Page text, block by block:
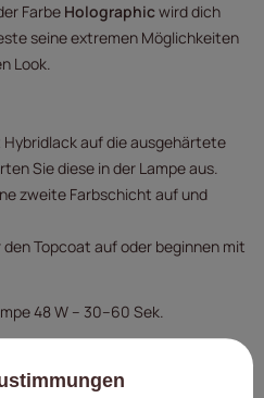
Farbe Holographicwird dich
seine extremen Möglichkeiten
Look.
Hybridlack auf die ausgehärtete
Sie diese in der Lampe aus.
zweite Farbschicht auf und
Topcoat auf oder beginnen mit
48 W – 30–60 Sek.
Gebrauch.